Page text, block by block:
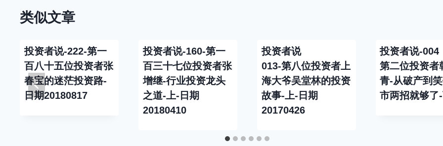
类似文章
投资者说-222-第一
百八十五位投资者张
春宝的迷茫投资路-
日期20180817
投资者说-160-第一
百三十七位投资者张
增继-行业投资龙头
之道-上-日期
20180410
投资者说
013-第八位投资者上
海大爷吴堂林的投资
故事-上-日期
20170426
投资者说-004
第二位投资者
青-从破产到
市两招就够了